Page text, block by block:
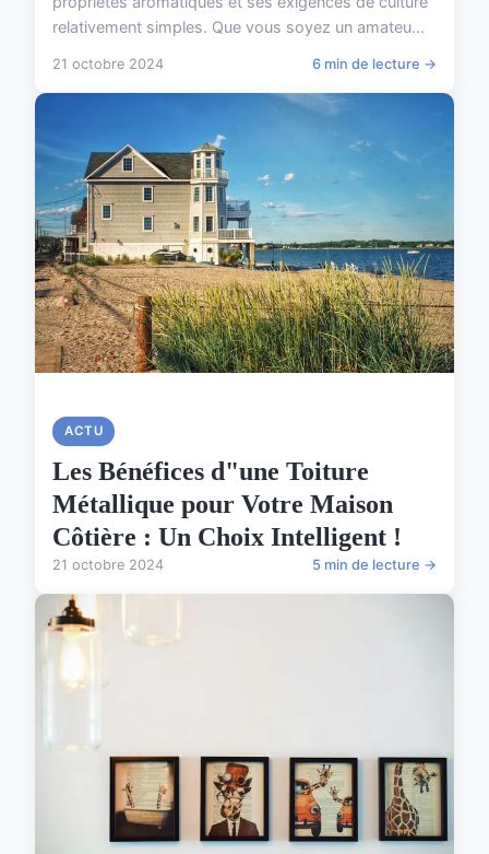
relativement simples. Que vous soyez un amateu...
21 octobre 2024 6 min de lecture →
ACTU
Les Bénéfices d"une Toiture
Métallique pour Votre Maison
Côtière : Un Choix Intelligent !
21 octobre 2024 5 min de lecture →